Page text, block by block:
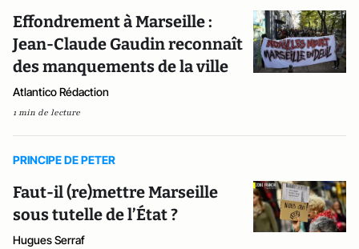
Effondrement à Marseille :
Jean-Claude Gaudin reconnaît
des manquements de la ville
Atlantico Rédaction
1 min de lecture
PRINCIPE DE PETER
Faut-il (re)mettre Marseille
sous tutelle de l’État ?
Hugues Serraf